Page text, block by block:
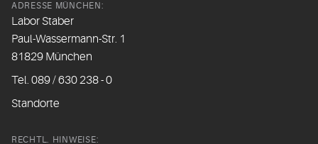
ADRESSE MÜNCHEN:
Labor Staber
Paul-Wassermann-Str. 1
81829 München
Tel. 089 / 630 238 - 0
Standorte
RECHTL. HINWEISE: